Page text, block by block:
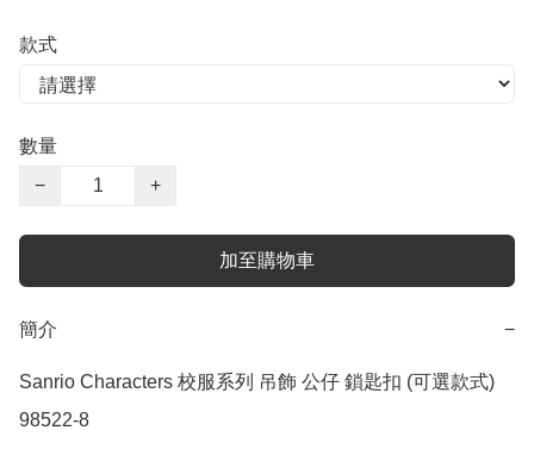
款式
數量
−
+
加至購物車
簡介 −
Sanrio Characters 校服系列 吊飾 公仔 鎖匙扣 (可選款式)
98522-8